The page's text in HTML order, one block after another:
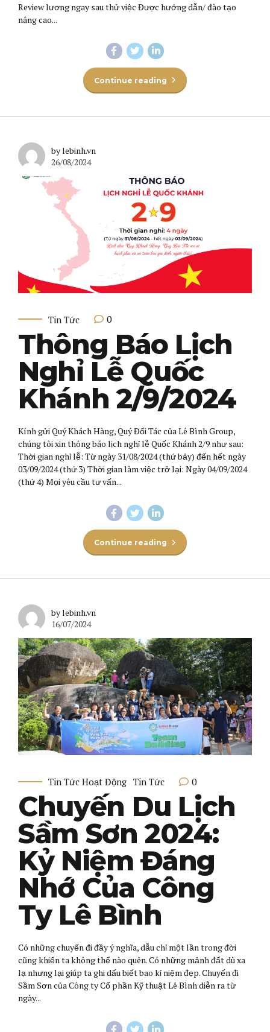
Review lương ngay sau thử việc Được hướng dẫn/ đào tạo
nâng cao...
Continue reading
by lebinh.vn
26/08/2024
Tin Tức 0
Thông Báo Lịch
Nghỉ Lễ Quốc
Khánh 2/9/2024
Kính gửi Quý Khách Hàng, Quý Đối Tác của Lê Bình Group,
chúng tôi xin thông báo lịch nghỉ lễ Quốc Khánh 2/9 như sau:
Thời gian nghỉ lễ: Từ ngày 31/08/2024 (thứ bảy) đến hết ngày
03/09/2024 (thứ 3) Thời gian làm việc trở lại: Ngày 04/09/2024
(thứ 4) Mọi yêu cầu tư vấn...
Continue reading
by lebinh.vn
16/07/2024
Tin Tức Hoạt Động Tin Tức 0
Chuyến Du Lịch
Sầm Sơn 2024:
Kỷ Niệm Đáng
Nhớ Của Công
Ty Lê Bình
Có những chuyến đi đầy ý nghĩa, dẫu chỉ một lần trong đời
cũng khiến ta không thể nào quên. Có những mảnh đất dù xa
lạ nhưng lại giúp ta ghi dấu biết bao kỉ niệm đẹp. Chuyến đi
Sầm Sơn của Công ty Cổ phần Kỹ thuật Lê Bình diễn ra từ
ngày...